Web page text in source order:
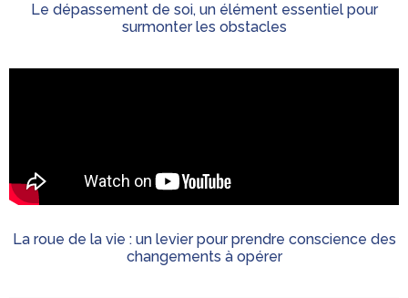
Le dépassement de soi, un élément essentiel pour
surmonter les obstacles
La roue de la vie : un levier pour prendre conscience des
changements à opérer